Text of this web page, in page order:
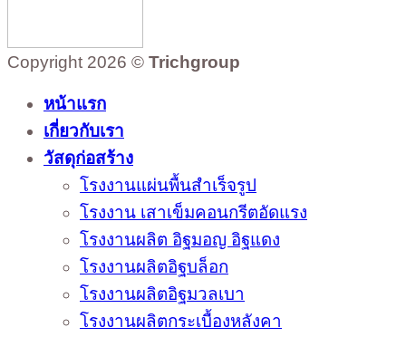
Copyright 2026 © Trichgroup
หน้าแรก
เกี่ยวกับเรา
วัสดุก่อสร้าง
โรงงานแผ่นพื้นสำเร็จรูป
โรงงาน เสาเข็มคอนกรีตอัดแรง
โรงงานผลิต อิฐมอญ อิฐแดง
โรงงานผลิตอิฐบล็อก
โรงงานผลิตอิฐมวลเบา
โรงงานผลิตกระเบื้องหลังคา